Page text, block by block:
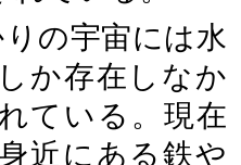
の宇宙には水
か存在しなか
ている。現在
近にある鉄や